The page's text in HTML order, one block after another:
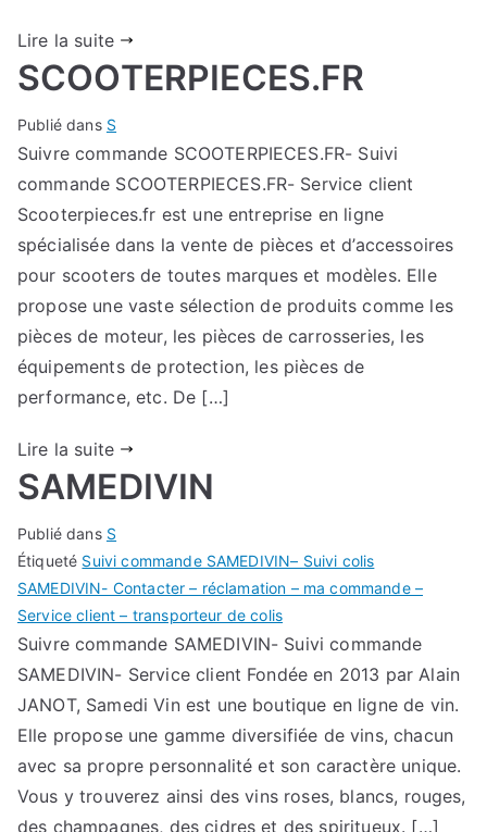
Lire la suite
SCOOTERPIECES.FR
Publié dans S
Suivre commande SCOOTERPIECES.FR- Suivi
commande SCOOTERPIECES.FR- Service client
Scooterpieces.fr est une entreprise en ligne
spécialisée dans la vente de pièces et d’accessoires
pour scooters de toutes marques et modèles. Elle
propose une vaste sélection de produits comme les
pièces de moteur, les pièces de carrosseries, les
équipements de protection, les pièces de
performance, etc. De […]
Lire la suite
SAMEDIVIN
Publié dans S
Étiqueté Suivi commande SAMEDIVIN– Suivi colis
SAMEDIVIN- Contacter – réclamation – ma commande –
Service client – transporteur de colis
Suivre commande SAMEDIVIN- Suivi commande
SAMEDIVIN- Service client Fondée en 2013 par Alain
JANOT, Samedi Vin est une boutique en ligne de vin.
Elle propose une gamme diversifiée de vins, chacun
avec sa propre personnalité et son caractère unique.
Vous y trouverez ainsi des vins roses, blancs, rouges,
des champagnes, des cidres et des spiritueux. […]